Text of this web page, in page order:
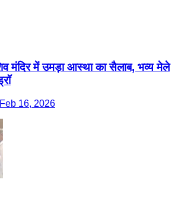
मंदिर में उमड़ा आस्था का सैलाब, भव्य मेले
16, 2026